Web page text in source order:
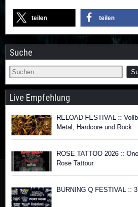
teilen teilen
Suche
Live Empfehlung
RELOAD FESTIVAL ::
Metal, Hardcore und Rock
ROSE TATTOO 2026 ::
Rose Tattour
BURNING Q FESTIVAL ::